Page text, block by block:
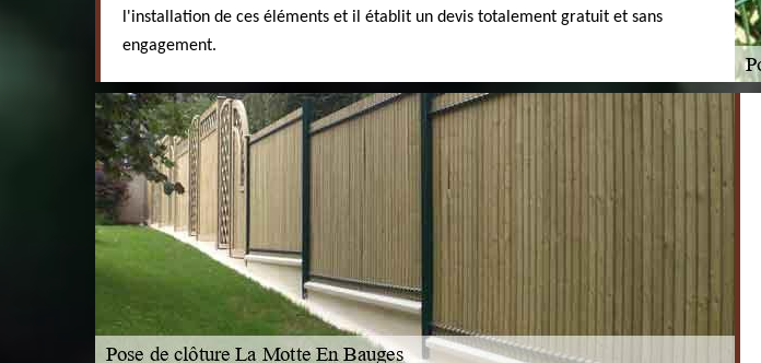
l'installation de ces éléments et il établit un devis totalement gratuit et sans
engagement.